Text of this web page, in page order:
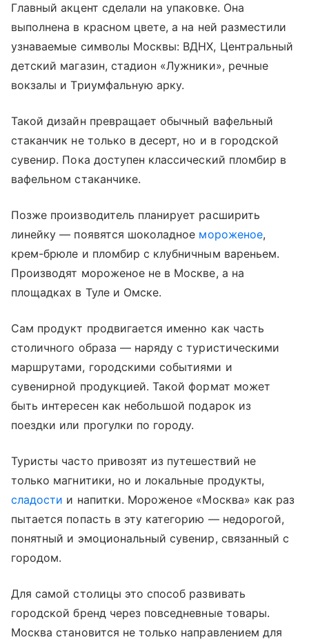
Главный акцент сделали на упаковке. Она
выполнена в красном цвете, а на ней разместили
узнаваемые символы Москвы: ВДНХ, Центральный
детский магазин, стадион «Лужники», речные
вокзалы и Триумфальную арку.
Такой дизайн превращает обычный вафельный
стаканчик не только в десерт, но и в городской
сувенир. Пока доступен классический пломбир в
вафельном стаканчике.
Позже производитель планирует расширить
линейку — появятся шоколадное мороженое,
крем-брюле и пломбир с клубничным вареньем.
Производят мороженое не в Москве, а на
площадках в Туле и Омске.
Сам продукт продвигается именно как часть
столичного образа — наряду с туристическими
маршрутами, городскими событиями и
сувенирной продукцией. Такой формат может
быть интересен как небольшой подарок из
поездки или прогулки по городу.
Туристы часто привозят из путешествий не
только магнитики, но и локальные продукты,
сладости и напитки. Мороженое «Москва» как раз
пытается попасть в эту категорию — недорогой,
понятный и эмоциональный сувенир, связанный с
городом.
Для самой столицы это способ развивать
городской бренд через повседневные товары.
Москва становится не только направлением для